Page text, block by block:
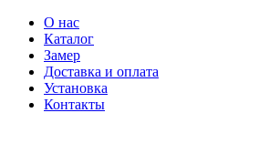
О нас
Каталог
Замер
Доставка и оплата
Установка
Контакты